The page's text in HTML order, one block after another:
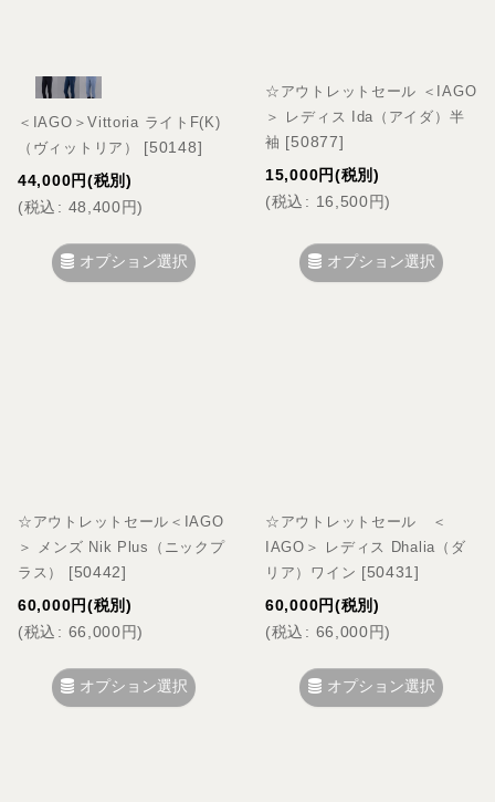
＜IAGO＞Vittoria ライトF(K)
（ヴィットリア）
[50148]
44,000円(税別)
(税込 : 48,400円)
オプション選択
☆アウトレットセール ＜IAGO
＞ レディス Ida（アイダ）半
袖 [50877]
15,000円(税別)
(税込 : 16,500円)
オプション選択
☆アウトレットセール＜IAGO
＞ メンズ Nik Plus（ニックプ
ラス）
[50442]
60,000円(税別)
(税込 : 66,000円)
オプション選択
☆アウトレットセール ＜
IAGO＞ レディス Dhalia（ダ
リア）ワイン [50431]
60,000円(税別)
(税込 : 66,000円)
オプション選択